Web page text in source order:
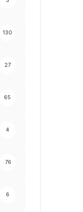
130
27
65
4
76
6